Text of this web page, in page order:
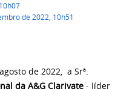
de 2022, 10h51
de 2022, a Srª.
da A&G Clarivate - líder